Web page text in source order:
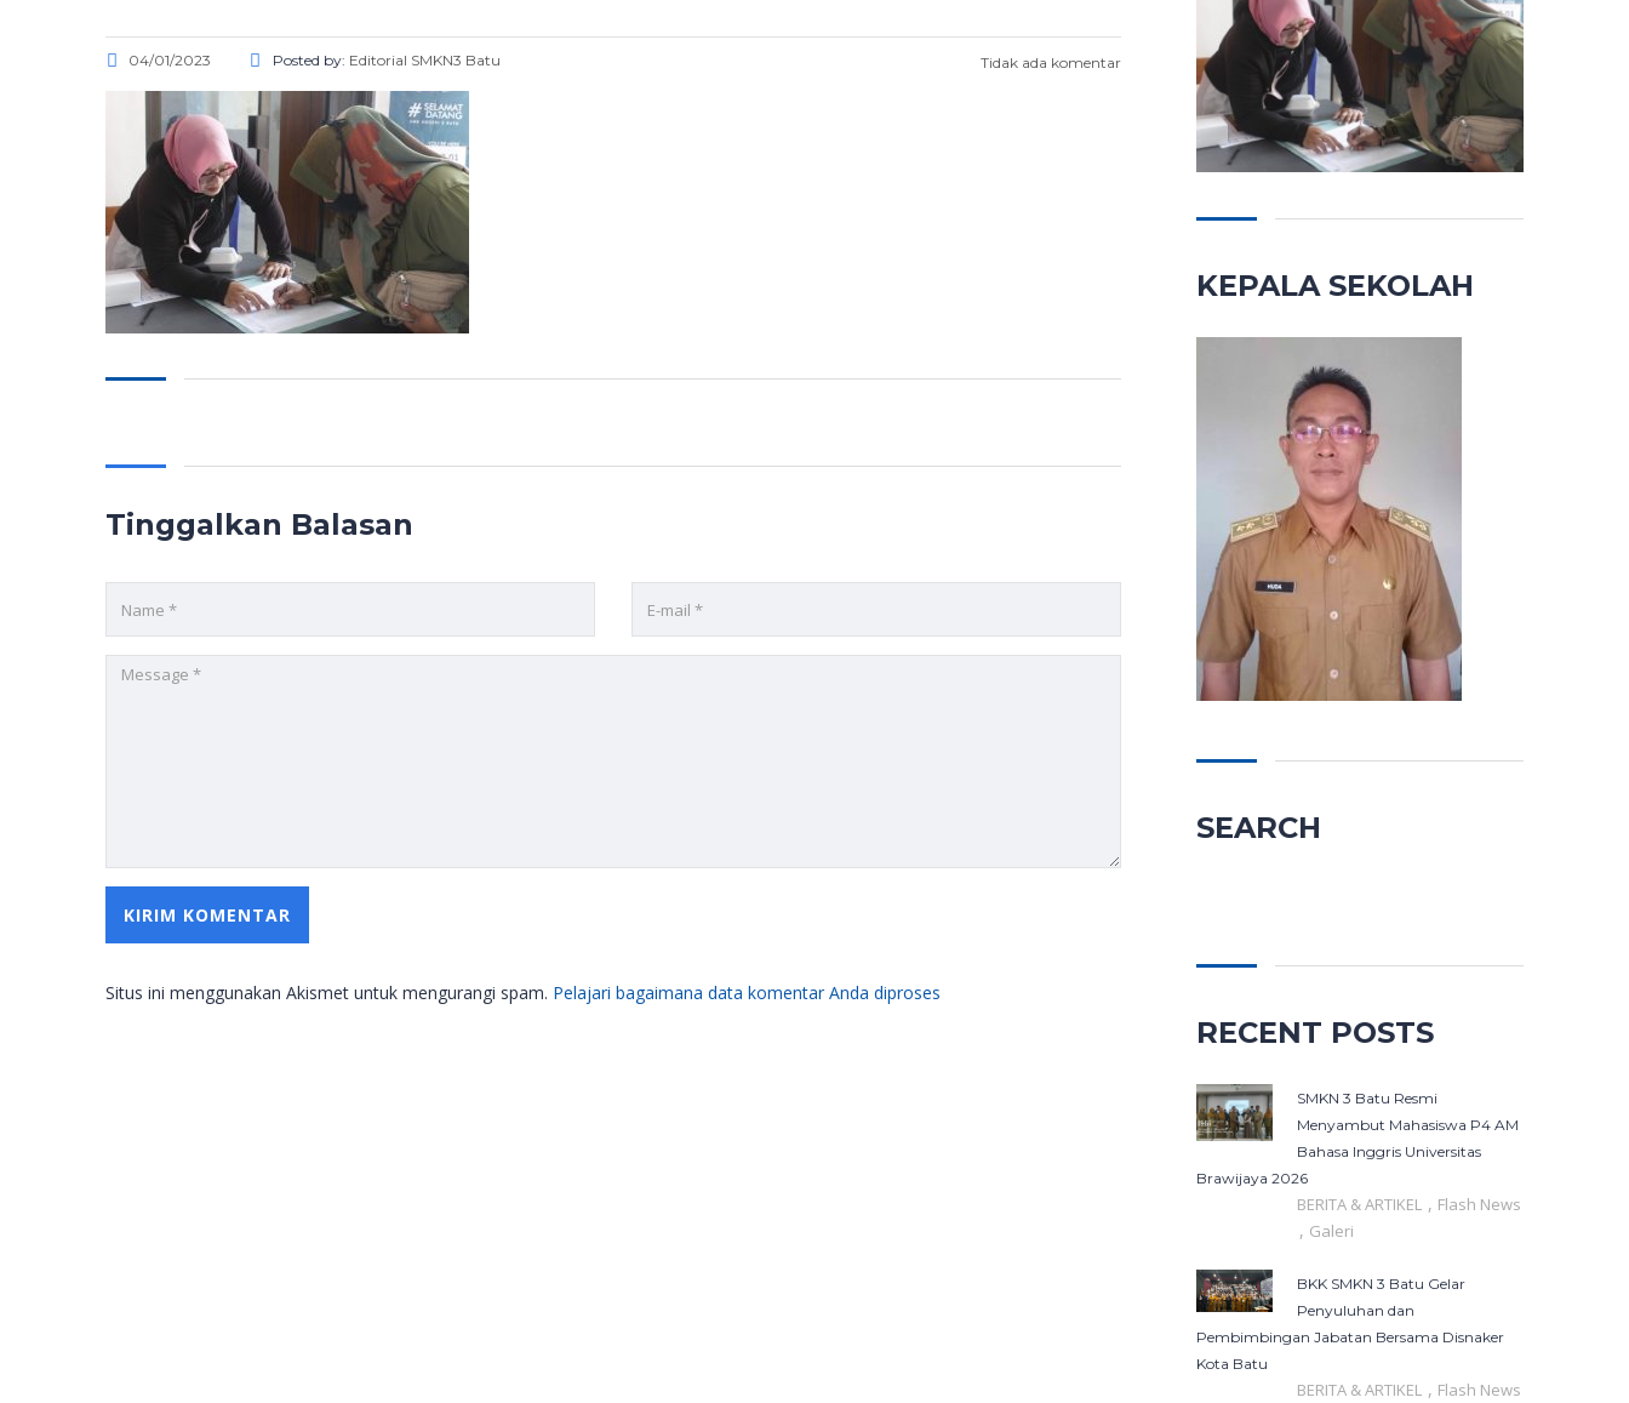
04/01/2023 Posted by: Editorial SMKN3 Batu Tidak ada komentar
Tinggalkan Balasan
Situs ini menggunakan Akismet untuk mengurangi spam. Pelajari bagaimana data komentar Anda diproses
KEPALA SEKOLAH
SEARCH
RECENT POSTS
SMKN 3 Batu Resmi
Menyambut Mahasiswa P4 AM
Bahasa Inggris Universitas
Brawijaya 2026
BERITA & ARTIKEL , Flash News
, Galeri
BKK SMKN 3 Batu Gelar
Penyuluhan dan
Pembimbingan Jabatan Bersama Disnaker
Kota Batu
BERITA & ARTIKEL , Flash News